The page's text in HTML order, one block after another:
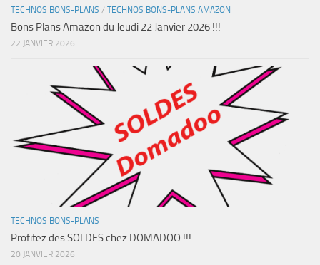
TECHNOS BONS-PLANS / TECHNOS BONS-PLANS AMAZON
Bons Plans Amazon du Jeudi 22 Janvier 2026 !!!
22 JANVIER 2026
TECHNOS BONS-PLANS
Profitez des SOLDES chez DOMADOO !!!
20 JANVIER 2026